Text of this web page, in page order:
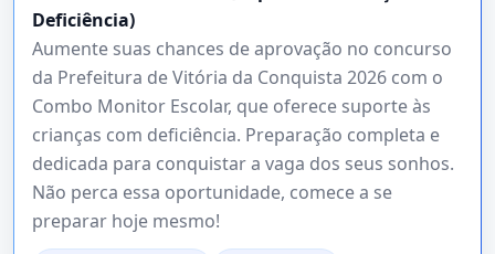
Deficiência)
Aumente suas chances de aprovação no concurso
da Prefeitura de Vitória da Conquista 2026 com o
Combo Monitor Escolar, que oferece suporte às
crianças com deficiência. Preparação completa e
dedicada para conquistar a vaga dos seus sonhos.
Não perca essa oportunidade, comece a se
preparar hoje mesmo!